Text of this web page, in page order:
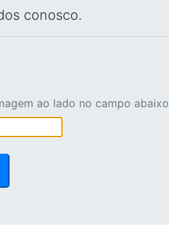
conosco.
ao lado no campo abaixo